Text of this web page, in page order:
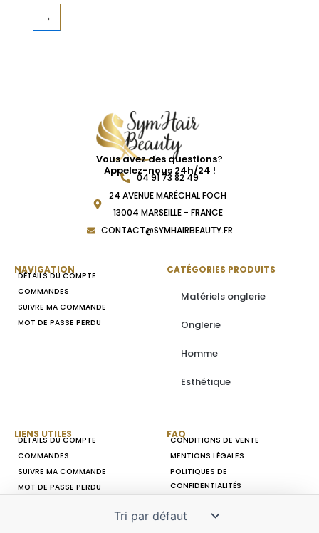
→
Vous avez des questions?
Appelez-nous 24h/24 !
04 91 73 82 49
24 AVENUE MARÉCHAL FOCH
13004 MARSEILLE - FRANCE
CONTACT@SYMHAIRBEAUTY.FR
NAVIGATION
DÉTAILS DU COMPTE
COMMANDES
SUIVRE MA COMMANDE
MOT DE PASSE PERDU
CATÉGORIES PRODUITS
Matériels onglerie
Onglerie
Homme
Esthétique
LIENS UTILES
DÉTAILS DU COMPTE
COMMANDES
SUIVRE MA COMMANDE
MOT DE PASSE PERDU
FAQ
CONDITIONS DE VENTE
MENTIONS LÉGALES
POLITIQUES DE
CONFIDENTIALITÉS
©Copyright 2023, Tous droits réservés